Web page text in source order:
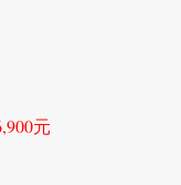
元